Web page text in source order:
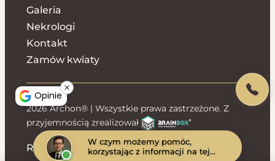
Galeria
Nekrologi
Kontakt
Zamów kwiaty
2026 Archon® | Wszystkie prawa zastrzeżone. Z
przyjemnością zrealizował
Regulamin sklepuPolityka prywatności
W czym możemy pomóc,
korzystając z informacji na tej
Opinie